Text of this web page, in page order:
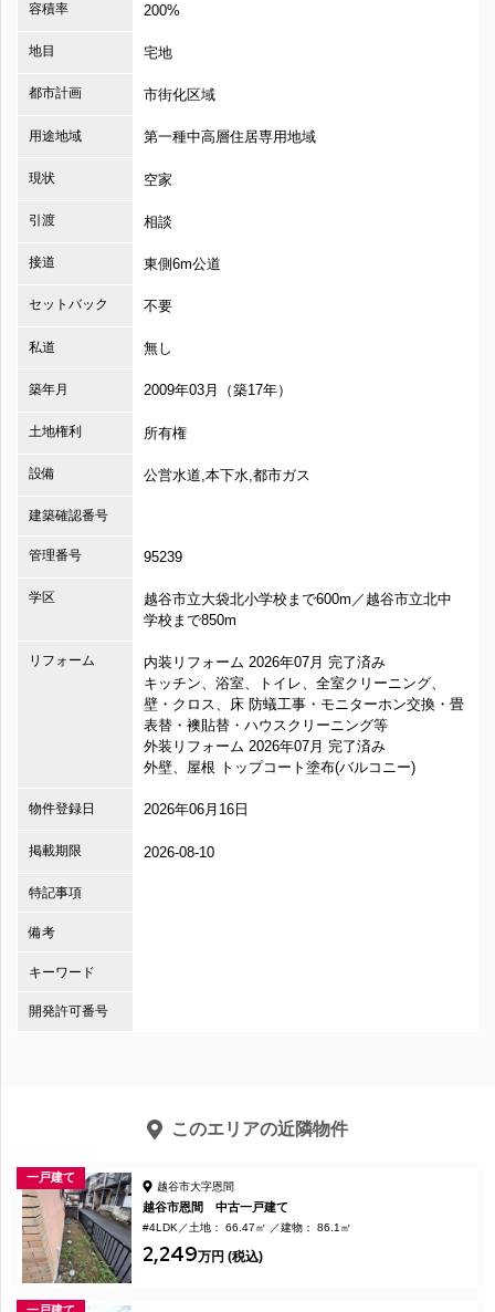
容積率 200%
地目 宅地
都市計画 市街化区域
用途地域 第一種中高層住居専用地域
現状 空家
引渡 相談
接道 東側6m公道
セットバック 不要
私道 無し
築年月 2009年03月（築17年）
土地権利 所有権
設備 公営水道,本下水,都市ガス
建築確認番号
管理番号 95239
学区
越谷市立大袋北小学校まで600m／越谷市立北中
学校まで850m
リフォーム
内装リフォーム 2026年07月 完了済み
キッチン、浴室、トイレ、全室クリーニング、
壁・クロス、床 防蟻工事・モニターホン交換・畳
表替・襖貼替・ハウスクリーニング等
外装リフォーム 2026年07月 完了済み
外壁、屋根 トップコート塗布(バルコニー)
物件登録日 2026年06月16日
掲載期限 2026-08-10
特記事項
備考
キーワード
開発許可番号
このエリアの近隣物件
一戸建て
越谷市大字恩間
越谷市恩間 中古一戸建て
#4LDK 土地： 66.47㎡ 建物： 86.1㎡
2,249万円 (税込)